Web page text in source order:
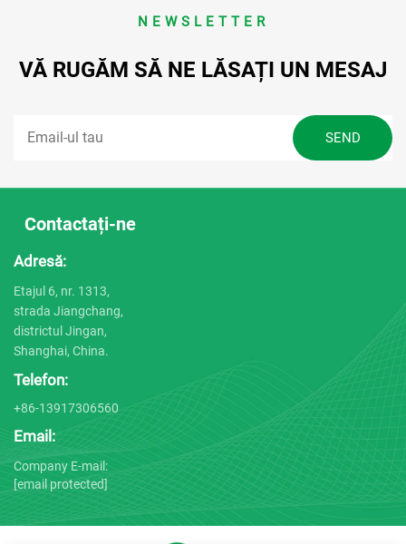
NEWSLETTER
VĂ RUGĂM SĂ NE LĂSAȚI UN MESAJ
Contactați-ne
Adresă:
Etajul 6, nr. 1313,
strada Jiangchang,
districtul Jingan,
Shanghai, China.
Telefon:
+86-13917306560
Email:
Company E-mail:
[email protected]